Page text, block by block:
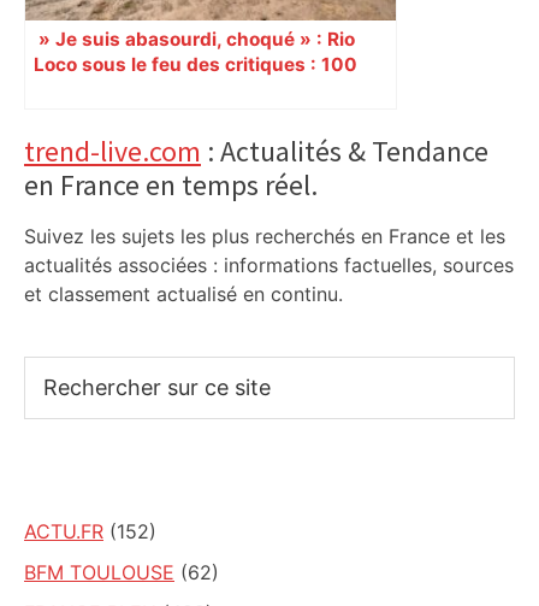
» Je suis abasourdi, choqué » : Rio
Loco sous le feu des critiques : 100
riverains à bout, la mairie se défend
Primary
Sidebar
trend-live.com : Actualités & Tendance
en France en temps réel.
Suivez les sujets les plus recherchés en France et les
actualités associées : informations factuelles, sources
et classement actualisé en continu.
sur
ACTU.FR (152)
BFM TOULOUSE (62)